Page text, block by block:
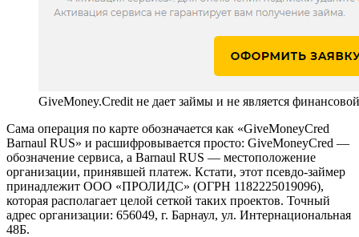
GiveMoney.Credit не дает займы и не является
Сама операция по карте обозначается как «GiveMoneyCred
Barnaul RUS» и расшифровывается просто: GiveMoneyCred —
обозначение сервиса, а Barnaul RUS — местоположение
организации, принявшей платеж. Кстати, этот псевдо-займер
принадлежит ООО «ПРОЛИДС» (ОГРН 1182225019096),
которая располагает целой сеткой таких проектов. Точный
адрес организации: 656049, г. Барнаул, ул. Интернациональная
48Б.